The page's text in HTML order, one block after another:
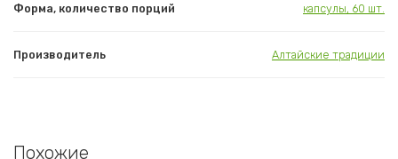
Форма, количество порций капсулы, 60 шт.
Производитель Алтайские традиции
Похожие